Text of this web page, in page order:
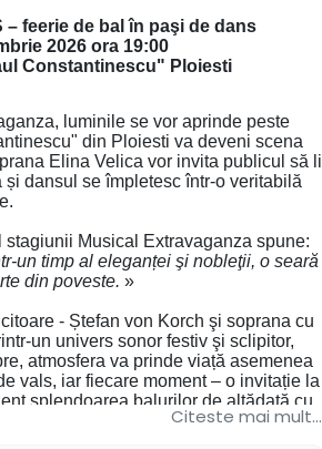
– feerie de bal în paşi de dans
2026 ora 19:00
Constantinescu" Ploiesti
luminile se vor aprinde peste
din Ploiesti va deveni scena
Elina Velica vor invita publicul să li
dansul se împletesc într-o veritabilă
Musical Extravaganza spune:
un timp al eleganței şi nobleţii, o seară
din poveste. »
- Ștefan von Korch şi soprana cu
un univers sonor festiv şi sclipitor,
atmosfera va prinde viață asemenea
vals, iar fiecare moment – o invitație la
splendoarea balurilor de altădată cu
ce vor evoca grația, pasiunea și
Citeste mai mult...